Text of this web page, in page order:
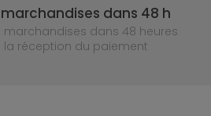
dans 48 h
marchandises dans 48 heures
réception du paiement